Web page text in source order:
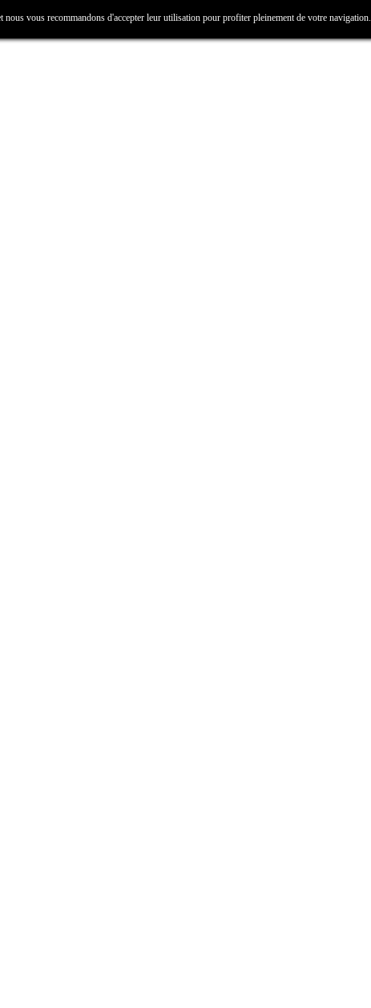
vous recommandons d'accepter leur utilisation pour profiter pleinement de votre navigation.